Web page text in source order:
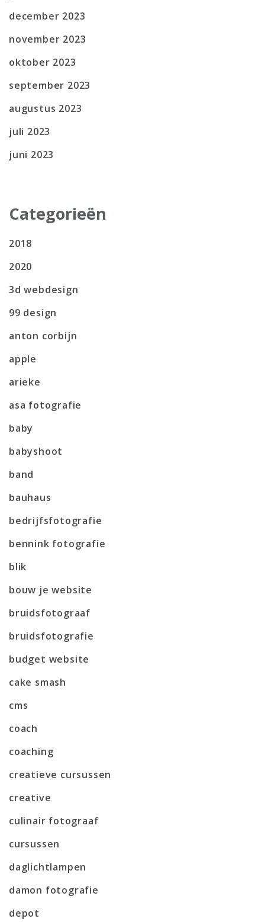
december 2023
november 2023
oktober 2023
september 2023
augustus 2023
juli 2023
juni 2023
Categorieën
2018
2020
3d webdesign
99 design
anton corbijn
apple
arieke
asa fotografie
baby
babyshoot
band
bauhaus
bedrijfsfotografie
bennink fotografie
blik
bouw je website
bruidsfotograaf
bruidsfotografie
budget website
cake smash
cms
coach
coaching
creatieve cursussen
creative
culinair fotograaf
cursussen
daglichtlampen
damon fotografie
depot